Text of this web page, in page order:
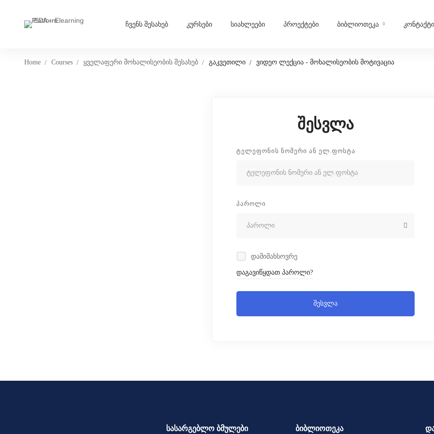
ჩვენს შესახებ კურსები სიახლეები პროექტები ბიბლიოთეკა კონტაქტი
Home Courses ყველაფერი მოხალისეობის შესახებ გაკვეთილი ვიდეო ლექცია - მოხალისეობის მოტივაცია
შესვლა
ᲢᲔᲚᲔᲤᲝᲜᲘᲡ ᲜᲝᲛᲔᲠᲘ ᲐᲜ ᲔᲚ.ᲤᲝᲡᲢᲐ
ᲞᲐᲠᲝᲚᲘ
დამიმახსოვრე
დაგავიწყდათ პაროლი?
შესვლა
სასარგებლო ბმულები ბიბლიოთეკა